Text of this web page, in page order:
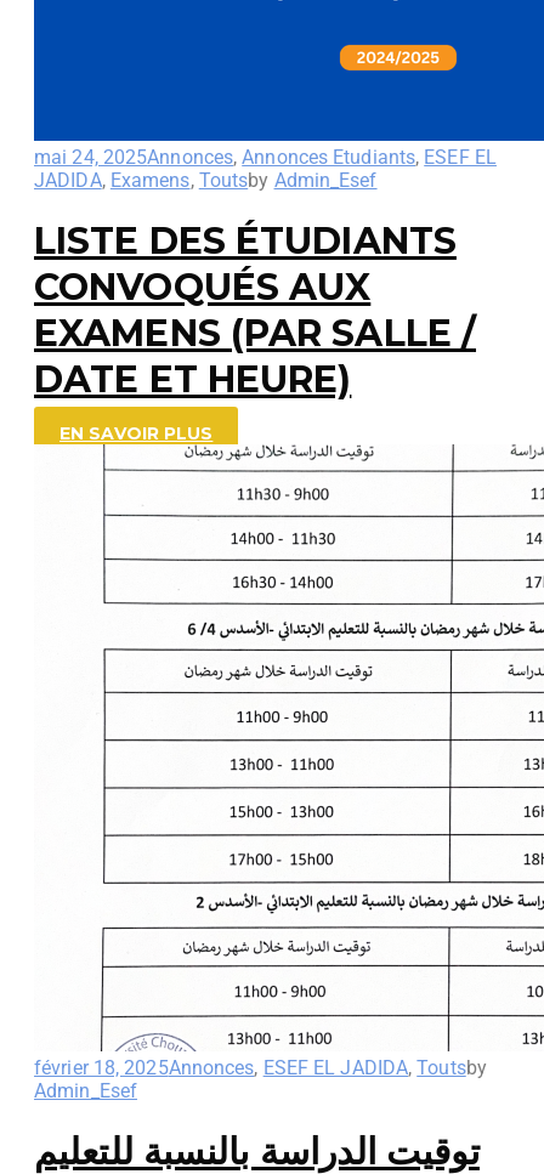
mai 24, 2025Annonces,Annonces Etudiants, ESEF EL
JADIDA, Examens, Toutsby Admin_Esef
LISTE DES ÉTUDIANTS
CONVOQUÉS AUX
EXAMENS (PAR SALLE /
DATE ET HEURE)
EN SAVOIR PLUS
février 18, 2025Annonces, ESEF EL JADIDA,Toutsby
Admin_Esef
توقيت الدراسة بالنسبة للتعليم